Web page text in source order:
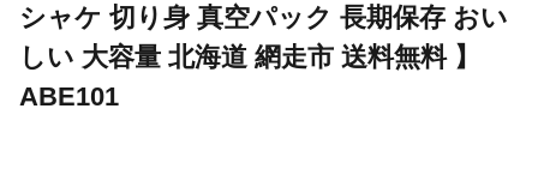
シャケ 切り身 真空パック 長期保存 おい
しい 大容量 北海道 網走市 送料無料 】
ABE101